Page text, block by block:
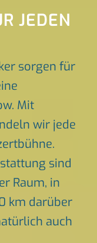
JEDEN
sorgen für
Mit
wir jede
sind
Raum, in
km darüber
auch